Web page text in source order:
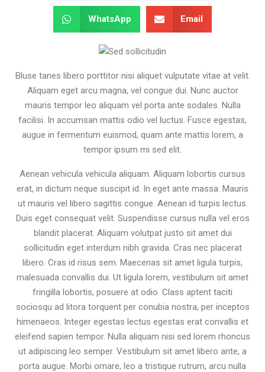
WhatsApp Email
Bluse tanes libero porttitor nisi aliquet vulputate vitae at velit.
Aliquam eget arcu magna, vel congue dui. Nunc auctor
mauris tempor leo aliquam vel porta ante sodales. Nulla
facilisi. In accumsan mattis odio vel luctus. Fusce egestas,
augue in fermentum euismod, quam ante mattis lorem, a
tempor ipsum mi sed elit.
Aenean vehicula vehicula aliquam. Aliquam lobortis cursus
erat, in dictum neque suscipit id. In eget ante massa. Mauris
ut mauris vel libero sagittis congue. Aenean id turpis lectus.
Duis eget consequat velit. Suspendisse cursus nulla vel eros
blandit placerat. Aliquam volutpat justo sit amet dui
sollicitudin eget interdum nibh gravida. Cras nec placerat
libero. Cras id risus sem. Maecenas sit amet ligula turpis,
malesuada convallis dui. Ut ligula lorem, vestibulum sit amet
fringilla lobortis, posuere at odio. Class aptent taciti
sociosqu ad litora torquent per conubia nostra, per inceptos
himenaeos. Integer egestas lectus egestas erat convallis et
eleifend sapien tempor. Nulla aliquam nisi sed lorem rhoncus
ut adipiscing leo semper. Vestibulum sit amet libero ante, a
porta augue. Morbi ornare, leo a tristique rutrum, arcu nulla